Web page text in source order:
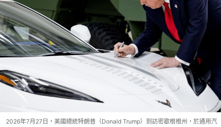
2026年7月27日，美國總統特朗普（Donald Trump）到訪密歇根根州，於通用汽